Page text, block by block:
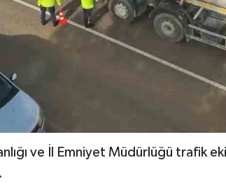
ve İl Emniyet Müdürlüğü trafik